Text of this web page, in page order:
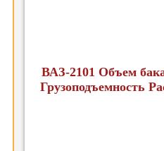
ВАЗ-2101 Объем
Грузоподъемность